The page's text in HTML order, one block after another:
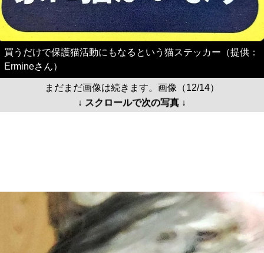
買うだけで保護猫活動にもなるという猫ステッカー（提供：
Ermineさん）
まだまだ画像は続きます。画像（12/14）
↓ スクロールで次の写真 ↓